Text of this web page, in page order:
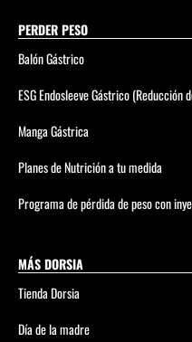
PERDER PESO
Balón Gástrico
ESG Endosleeve Gástrico (Reducción
Manga Gástrica
Planes de Nutrición a tu medida
Programa de pérdida de peso con
MÁS DORSIA
Tienda Dorsia
Día de la madre